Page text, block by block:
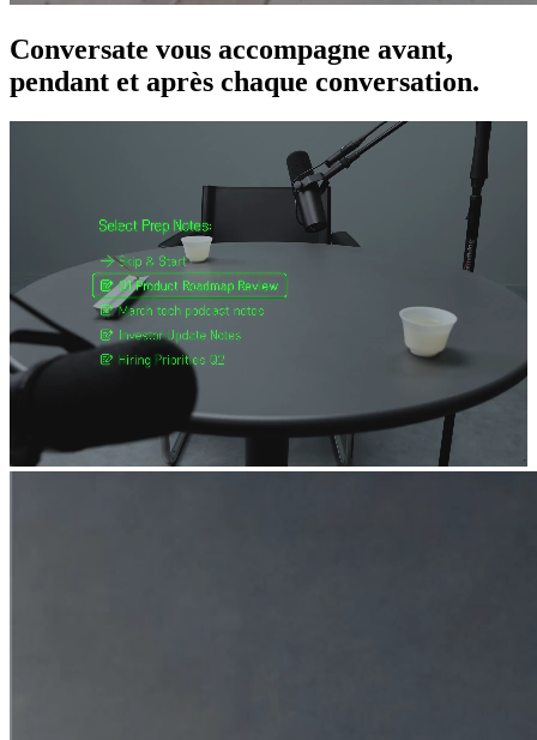
Conversate vous accompagne avant,
pendant et après chaque conversation.